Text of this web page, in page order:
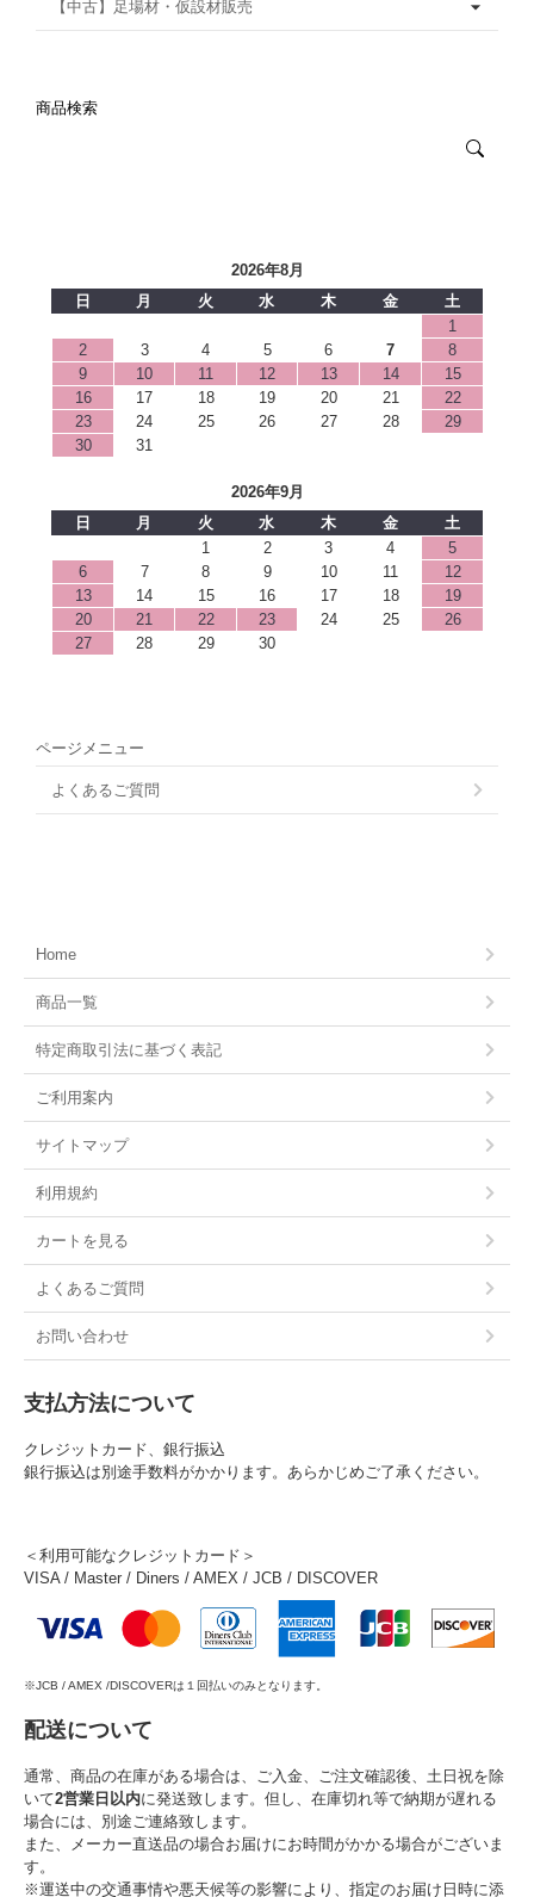
【中古】足場材・仮設材販売
商品検索
2026年8月
日
月 火 水 木 金
土
1
2
3 4 5 6 7
8
9
10 11 12 13 14
15
16
17 18 19 20 21
22
23
24 25 26 27 28
29
30
31
2026年9月
日
月 火 水 木 金
土
1
2 3 4
5
6
7 8 9 10 11
12
13
14 15 16 17 18
19
20
21 22 23 24 25
26
27
28 29 30
ページメニュー
よくあるご質問
Home
商品一覧
特定商取引法に基づく表記
ご利用案内
サイトマップ
利用規約
カートを見る
よくあるご質問
お問い合わせ
支払方法について
クレジットカード、銀行振込
銀行振込は別途手数料がかかります。あらかじめご了承ください。
＜利用可能なクレジットカード＞
VISA / Master / Diners / AMEX / JCB / DISCOVER
※JCB / AMEX /DISCOVERは１回払いのみとなります。
配送について
通常、商品の在庫がある場合は、ご入金、ご注文確認後、土日祝を除
いて2営業日以内に発送致します。但し、在庫切れ等で納期が遅れる
場合には、別途ご連絡致します。
また、メーカー直送品の場合お届けにお時間がかかる場合がございま
す。
※運送中の交通事情や悪天候等の影響により、指定のお届け日時に添